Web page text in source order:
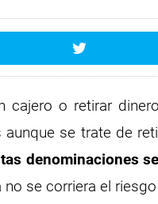
cajero o retirar
se trate de
denominaciones
se corriera el